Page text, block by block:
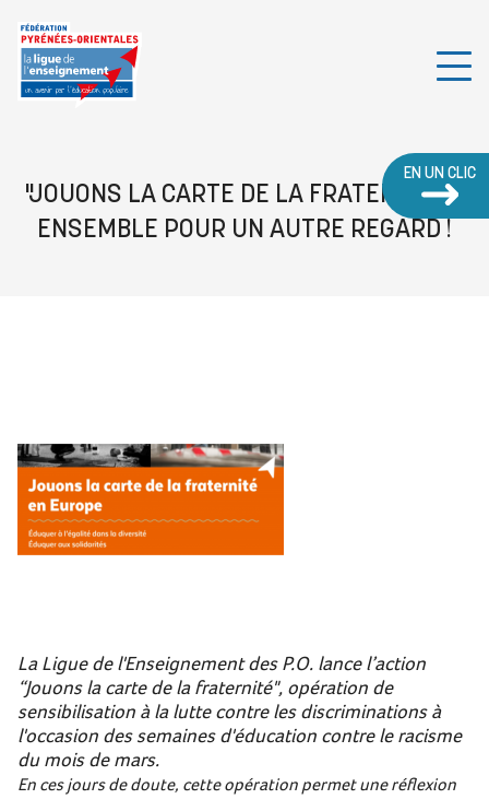
EN UN CLIC
"JOUONS LA CARTE DE LA FRATERNITÉ" :
ENSEMBLE POUR UN AUTRE REGARD !
La Ligue de l'Enseignement des P.O. lance l’action
“Jouons la carte de la fraternité", opération de
sensibilisation à la lutte contre les discriminations à
l'occasion des semaines d'éducation contre le racisme
du mois de mars.
En ces jours de doute, cette opération permet une réflexion